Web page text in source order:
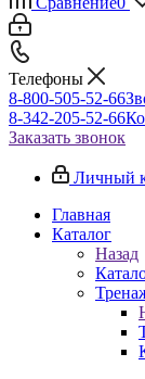
Телефоны
8-800-505-52-66
8-342-205-52-66
Заказать звонок
Личный
Главная
Каталог
Назад